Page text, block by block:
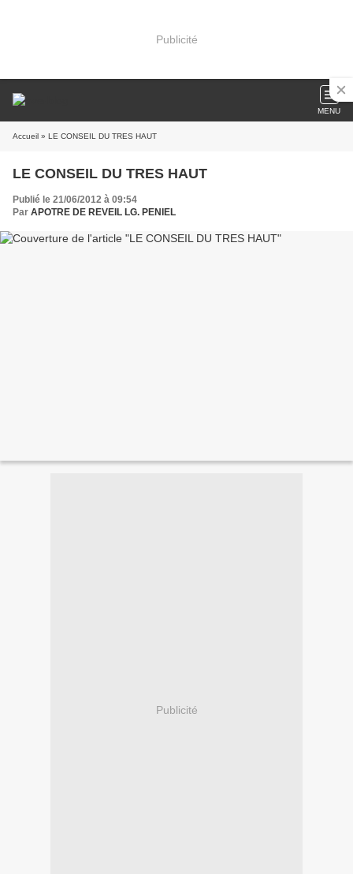
Publicité
MENU
Accueil » LE CONSEIL DU TRES HAUT
LE CONSEIL DU TRES HAUT
Publié le 21/06/2012 à 09:54
Par APOTRE DE REVEIL LG. PENIEL
Publicité